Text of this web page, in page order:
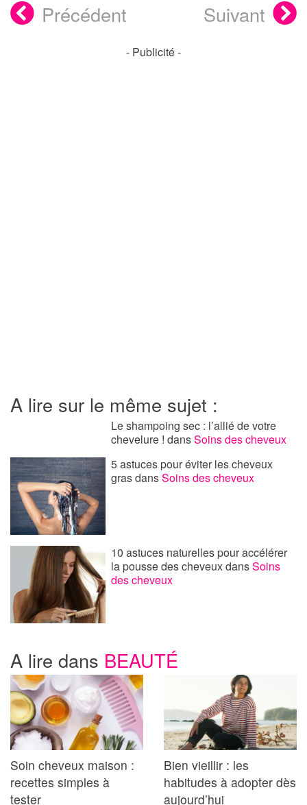
Précédent Suivant
- Publicité -
A lire sur le même sujet :
Le shampoing sec : l’allié de votre
chevelure !dansSoins des cheveux
5 astuces pour éviter les cheveux
grasdansSoins des cheveux
10 astuces naturelles pour accélérer
la pousse des cheveuxdansSoins
des cheveux
A lire dans BEAUTÉ
Soin cheveux maison :
recettes simples à
tester
Bien vieillir : les
habitudes à adopter dès
aujourd’hui